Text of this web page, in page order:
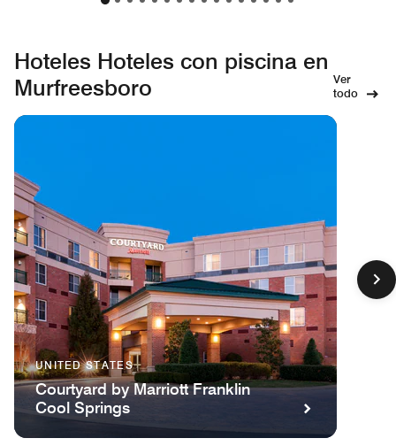
Hoteles Hoteles con piscina en
Murfreesboro
Ver
todo
UNITED STATES
Courtyard by Marriott Franklin
Cool Springs